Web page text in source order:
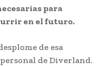
para
en el futuro.
de esa
de Diverland.